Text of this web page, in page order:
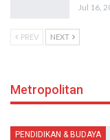
Jul 16,
PREV NEXT
Metropolitan
PENDIDIKAN & BUDAYA